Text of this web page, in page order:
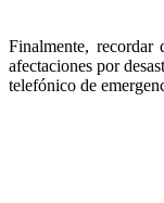
Finalmente, recordar
afectaciones por
telefónico de